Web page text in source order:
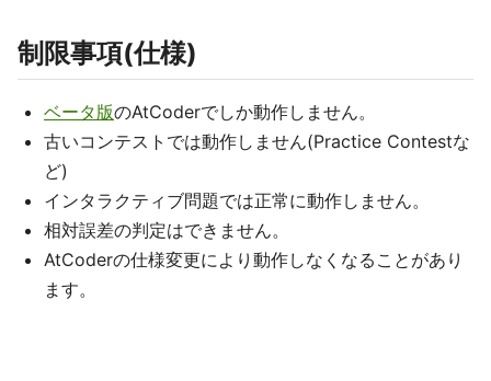
制限事項(仕様)
ベータ版のAtCoderでしか動作しません。
古いコンテストでは動作しません(Practice Contestな
ど)
インタラクティブ問題では正常に動作しません。
相対誤差の判定はできません。
AtCoderの仕様変更により動作しなくなることがあり
ます。